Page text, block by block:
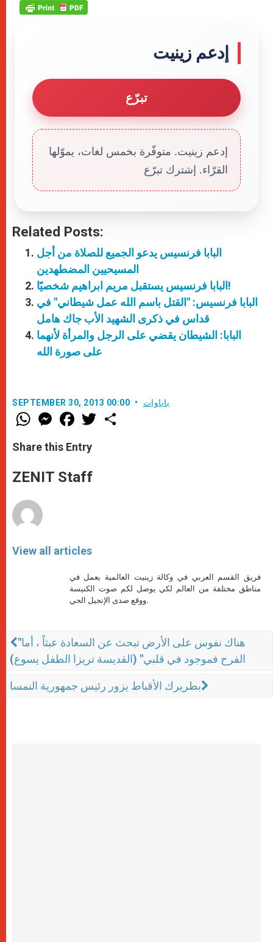
إدعم زينيت
تبرّع
إدعم زينيت. متوفّرة بخمس لغات، يموّلها
القرّاء. إشترك تبرّع
Related Posts:
البابا فرنسيس يدعو الجميع للصلاة من أجل
المسيحيين المضطهدين
البابا فرنسيس يستقبل مريم ابراهيم شخصيًا!
البابا فرنسيس: "القتل باسم الله عمل شيطاني" في
قداس في ذكرى الشهيد الأب جاك هامل
البابا: الشيطان يقضي على الرجل والمرأة لأنهما
على صورة الله
SEPTEMBER 30, 2013 00:00 باباوات
W
h
t
s
p
p
M
e
s
e
g
e
F
a
e
b
o
k
w
Share this Entry
ZENIT Staff
View all articles
فريق القسم العربي في وكالة زينيت العالمية يعمل في
مناطق مختلفة من العالم لكي يوصل لكم صوت الكنيسة
ووقع صدى الإنجيل الحي.
"هناك نفوس على الأرض تبحث عن السعادة عبثاً ، أما
الفرح فموجود في قلبي" (القديسة تريزا الطفل يسوع)
بطريرك الأقباط يزور رئيس جمهورية النمسا